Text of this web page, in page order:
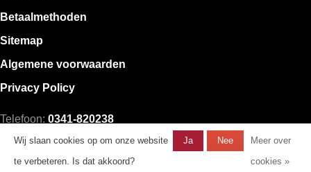
Betaalmethoden
Sitemap
Algemene voorwaarden
Privacy Policy
Telefoon: 0341-820238
E-mail:
klantenservice@mystore.nl
Wij slaan cookies op om onze website
te verbeteren. Is dat akkoord?
Ja Nee
Meer over
cookies »